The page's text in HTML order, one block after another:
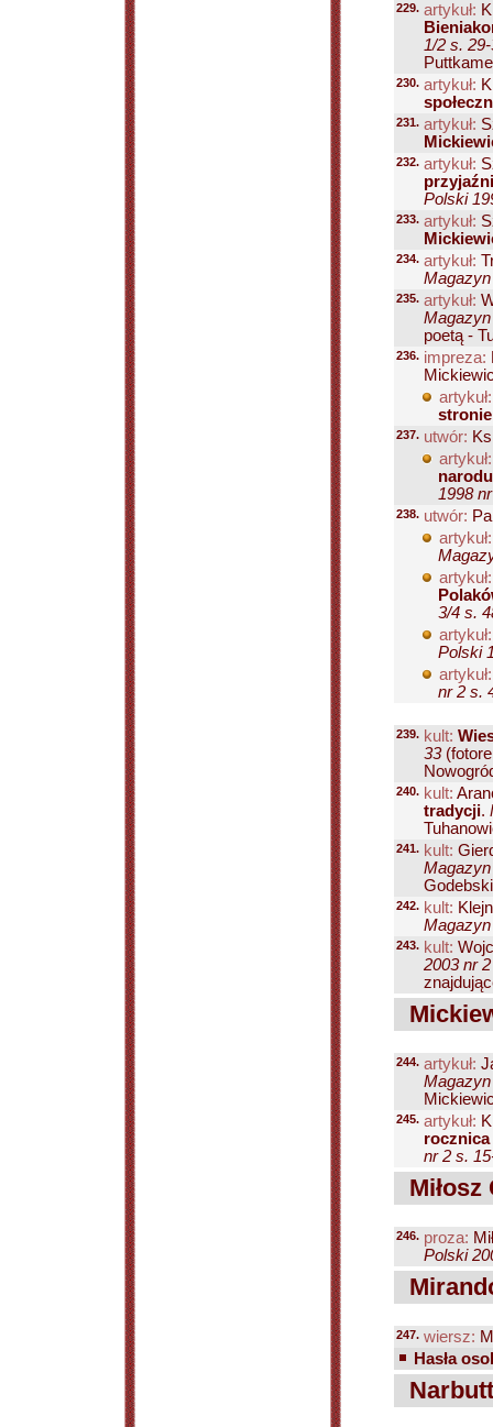
229. artykuł:
1/2 s.
230. artykuł:
231. artykuł:
232. artykuł:
Polski
233. artykuł:
234. artykuł:
235. artykuł:
poetą -
236. impreza:
artykuł:
stronie
237. utwór:
artykuł:
1998
238. utwór:
artykuł:
artykuł:
3/4 s.
artykuł:
Polski
artykuł:
nr 2 s.
239. kult:
33
240. kult:
tradycji.
241. kult:
242. kult:
243. kult:
2003 nr
244. artykuł:
245. artykuł:
rocznica
nr 2 s.
Miłosz
246. proza:
Polski
247. wiersz:
Hasła